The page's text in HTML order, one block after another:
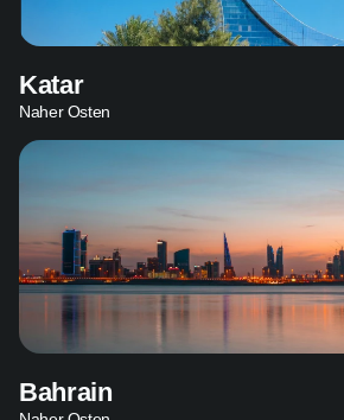
Katar
Naher Osten
Bahrain